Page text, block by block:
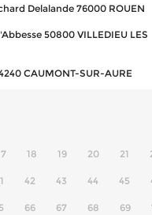
Delalande 76000 ROUEN
50800 VILLEDIEU LES
CAUMONT-SUR-AURE
18 19 20 21
42 43 44 45
66 67 68 69